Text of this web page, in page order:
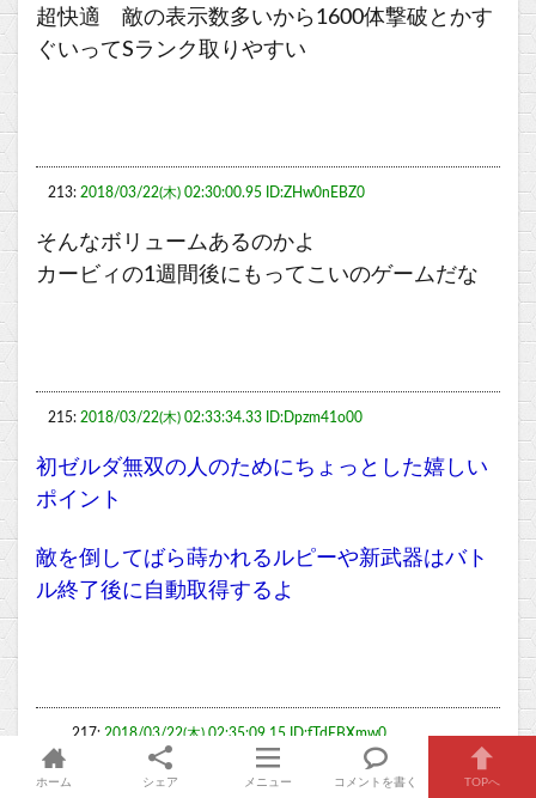
超快適 敵の表示数多いから1600体撃破とかす
ぐいってSランク取りやすい
213: 2018/03/22(木) 02:30:00.95 ID:ZHw0nEBZ0
そんなボリュームあるのかよ
カービィの1週間後にもってこいのゲームだな
215: 2018/03/22(木) 02:33:34.33 ID:Dpzm41o00
初ゼルダ無双の人のためにちょっとした嬉しい
ポイント
敵を倒してばら蒔かれるルピーや新武器はバト
ル終了後に自動取得するよ
217: 2018/03/22(木) 02:35:09.15 ID:fTdEBXmw0
>>215
ホーム シェア メニュー コメントを書く TOPへ